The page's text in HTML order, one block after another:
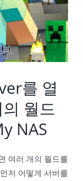
를 열
월드
NAS
여러 개의 월드를
저 어떻게 서버를